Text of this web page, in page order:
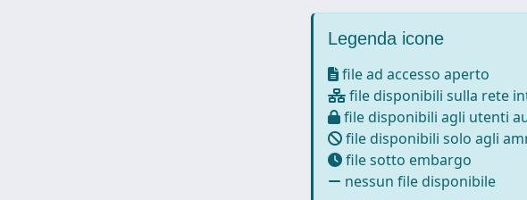
Legenda icone
file ad accesso aperto
file disponibili sulla rete
file disponibili agli utenti
file disponibili solo agli
file sotto embargo
nessun file disponibile